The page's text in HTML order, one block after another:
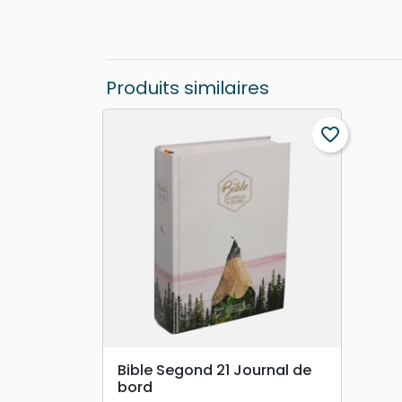
Produits similaires
search APERÇU RAPIDE
favorite_border
Bible Segond 21 Journal de
bord